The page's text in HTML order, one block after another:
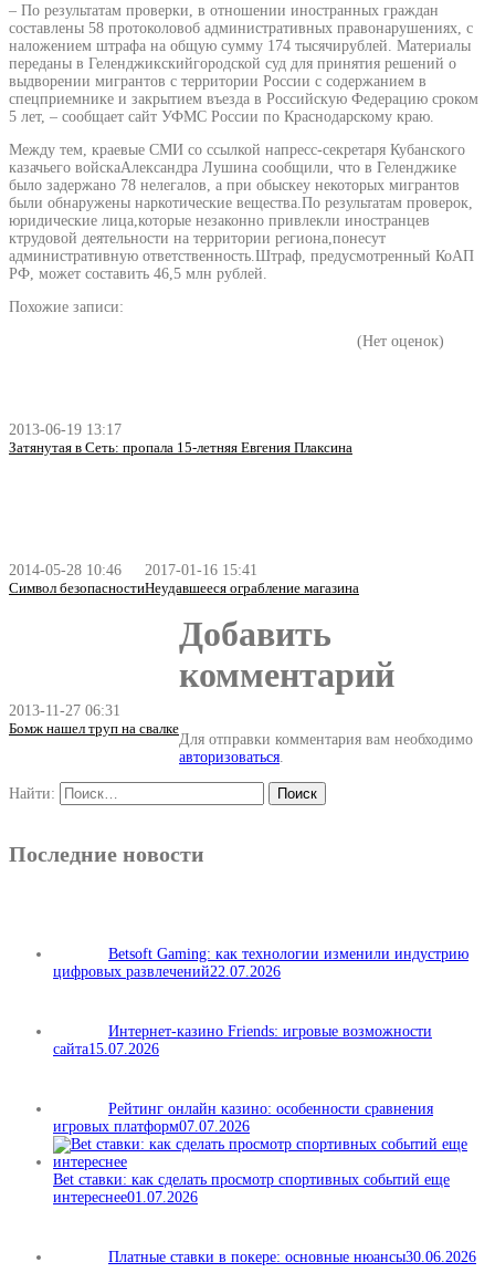
– По результатам проверки, в отношении иностранных граждан
составлены 58 протоколовоб административных правонарушениях, с
наложением штрафа на общую сумму 174 тысячирублей. Материалы
переданы в Геленджикскийгородской суд для принятия решений о
выдворении мигрантов с территории России с содержанием в
спецприемнике и закрытием въезда в Российскую Федерацию сроком
5 лет, – сообщает сайт УФМС России по Краснодарскому краю.
Между тем, краевые СМИ со ссылкой напресс-секретаря Кубанского
казачьего войскаАлександра Лушина сообщили, что в Геленджике
было задержано 78 нелегалов, а при обыскеу некоторых мигрантов
были обнаружены наркотические вещества.По результатам проверок,
юридические лица,которые незаконно привлекли иностранцев
ктрудовой деятельности на территории региона,понесут
административную ответственность.Штраф, предусмотренный КоАП
РФ, может составить 46,5 млн рублей.
Похожие записи:
2013-06-19 13:17
Затянутая в Сеть: пропала 15-летняя Евгения Плаксина
2014-05-28 10:46
Символ безопасности
2017-01-16 15:41
Неудавшееся ограбление магазина
2013-11-27 06:31
Бомж нашел труп на свалке
(Нет оценок)
Добавить
комментарий
Для отправки комментария вам необходимо
авторизоваться
Найти:
Последние новости
Betsoft Gaming: как технологии изменили индустрию
цифровых развлечений22.07.2026
Интернет-казино Friends: игровые возможности
сайта15.07.2026
Рейтинг онлайн казино: особенности сравнения
игровых платформ07.07.2026
Bet ставки: как сделать просмотр спортивных событий еще
интереснее01.07.2026
Платные ставки в покере: основные нюансы30.06.2026